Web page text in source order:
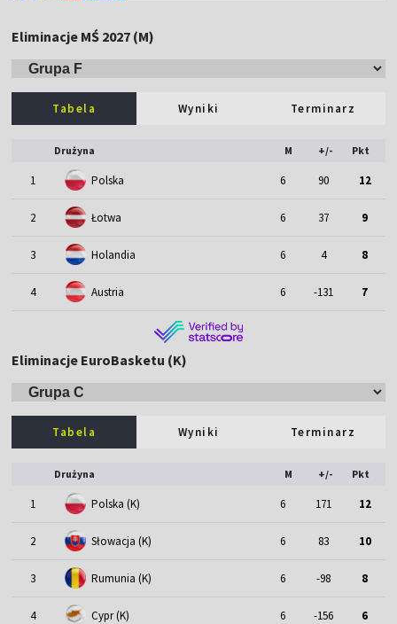
Eliminacje MŚ 2027 (M)
Tabela Wyniki Terminarz
Drużyna M +/- Pkt
1 Polska 6 90 12
2 Łotwa 6 37 9
3 Holandia 6 4 8
4 Austria 6 -131 7
Eliminacje EuroBasketu (K)
Tabela Wyniki Terminarz
Drużyna M +/- Pkt
1 Polska (K) 6 171 12
2 Słowacja (K) 6 83 10
3 Rumunia (K) 6 -98 8
4 Cypr (K) 6 -156 6